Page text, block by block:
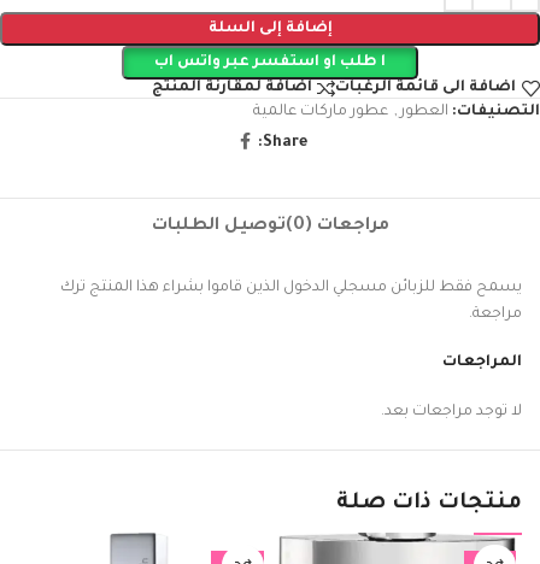
إضافة إلى السلة
ا طلب او استفسر عبر واتس اب
اضافة الى قائمة الرغبات
اضافة لمقارنة المنتج
التصنيفات: العطور , عطور ماركات عالمية
Share:
مراجعات (0) توصيل الطلبات
المراجعات
لا توجد مراجعات بعد.
يسمح فقط للزبائن مسجلي الدخول الذين قاموا بشراء هذا المنتج ترك
مراجعة.
منتجات ذات صلة